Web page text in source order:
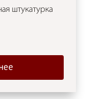
штукатурка